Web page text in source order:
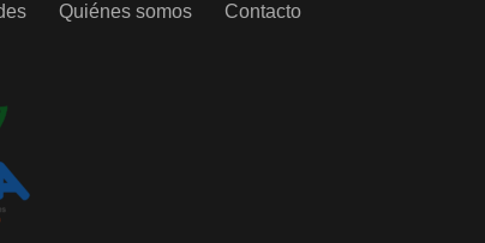
Quiénes somos Contacto